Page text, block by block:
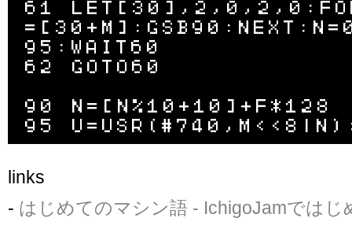
61
95:WAIT60
62 GOTO60
90 N=[N%10+10]+F*128
links
- はじめてのマシン語 - IchigoJamではじ